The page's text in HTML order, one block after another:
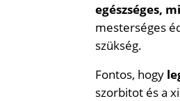
egészséges,
mesterséges
szükség.
Fontos, hogy
szorbitot és a